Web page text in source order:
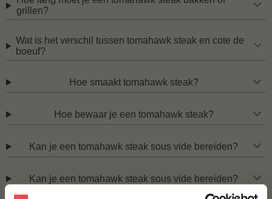
grillen?
Wat is het verschil tussen tomahawk steak en cote de
boeuf?
Hoe smaakt tomahawk steak?
Hoe bewaar je een tomahawk steak?
Kan je een tomahawk steak sous vide bereiden?
Kan je een tomahawk steak sous vide bereiden?